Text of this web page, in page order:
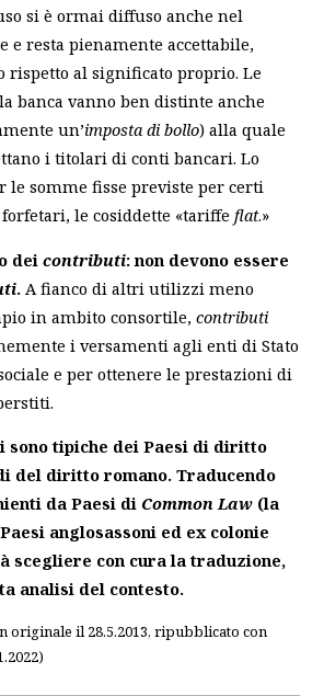
si è ormai diffuso anche nel
e resta pienamente accettabile,
rispetto al significato proprio. Le
banca vanno ben distinte anche
un’imposta di bollo) alla quale
i titolari di conti bancari. Lo
le somme fisse previste per certi
le cosiddette «tariffe flat.»
dei contributi: non devono essere
. A fianco di altri utilizzi meno
in ambito consortile, contributi
i versamenti agli enti di Stato
e per ottenere le prestazioni di
sono tipiche dei Paesi di diritto
del diritto romano. Traducendo
da Paesi di Common Law (la
anglosassoni ed ex colonie
scegliere con cura la traduzione,
analisi del contesto.
originale il 28.5.2013, ripubblicato con